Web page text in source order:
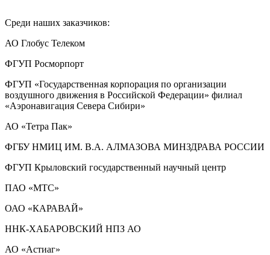
Среди наших заказчиков:
АО Глобус Телеком
ФГУП Росморпорт
ФГУП «Государственная корпорация по организации
воздушного движения в Российской Федерации» филиал
«Аэронавигация Севера Сибири»
АО «Тетра Пак»
ФГБУ НМИЦ ИМ. В.А. АЛМАЗОВА МИНЗДРАВА РОССИИ
ФГУП Крыловский государственный научный центр
ПАО «МТС»
ОАО «КАРАВАЙ»
ННК-ХАБАРОВСКИЙ НПЗ АО
АО «Астиаг»